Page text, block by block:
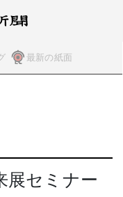
最新の紙面
展セミナー